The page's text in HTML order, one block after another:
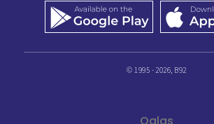
© 1995 - 2026, B92